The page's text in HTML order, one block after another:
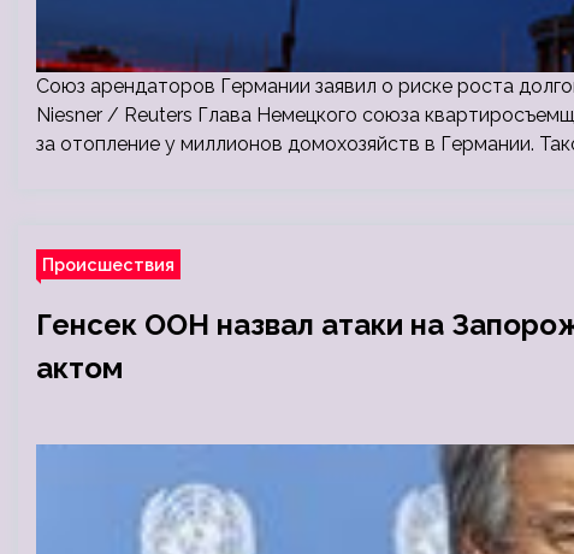
Союз арендаторов Германии заявил о риске роста
Niesner / Reuters Глава Немецкого союза
за отопление у миллионов домохозяйств в Германии.
Происшествия
Генсек ООН назвал атаки на
актом